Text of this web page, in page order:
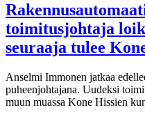
toimitusjohtaja
seuraaja tulee
Anselmi Immonen jatkaa
puheenjohtajana. Uudeksi
muun muassa Kone Hissien